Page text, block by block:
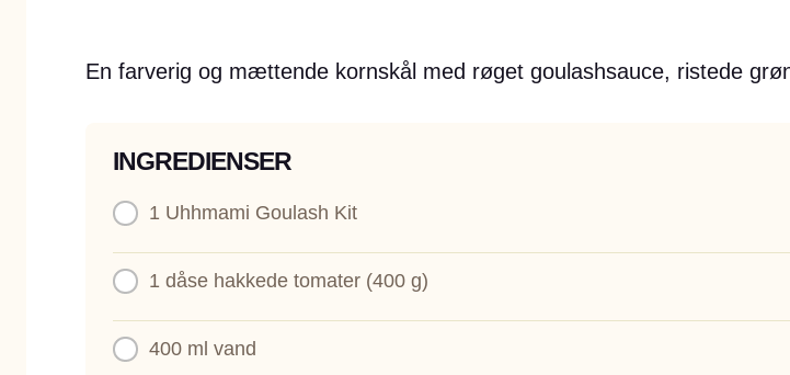
En farverig og mættende kornskål med røget goulashsauce, ristede
INGREDIENSER
1 Uhhmami Goulash Kit
1 dåse hakkede tomater (400 g)
400 ml vand